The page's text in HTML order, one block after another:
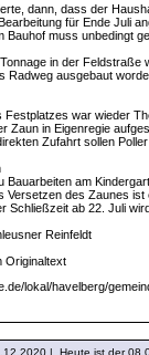
dann, dass der
für Ende Juli
Bauhof muss unbedingt
in der
Radweg ausgebaut
Festplatzes war wieder
Zaun in Eigenregie
Zufahrt sollen
Bauarbeiten am
Versetzen des Zaunes
Schließzeit ab 22. Juli
Reinfeldt
Originaltext
lokal/havelberg/
| Heute ist der